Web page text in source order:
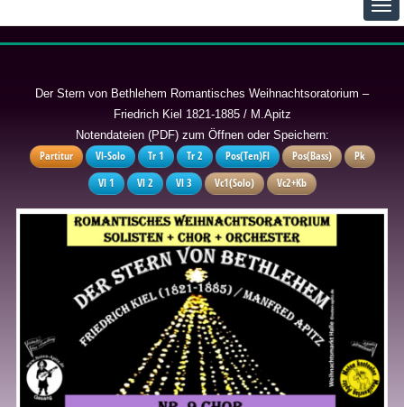
Der Stern von Bethlehem Romantisches Weihnachtsoratorium –
Friedrich Kiel 1821-1885 / M.Apitz
Notendateien (PDF) zum Öffnen oder Speichern:
Partitur Vl-Solo Tr 1 Tr 2 Pos(Ten)Fl Pos(Bass)
Pk
Vl 1
Vl 2 Vl 3 Vc1(Solo) Vc2+Kb